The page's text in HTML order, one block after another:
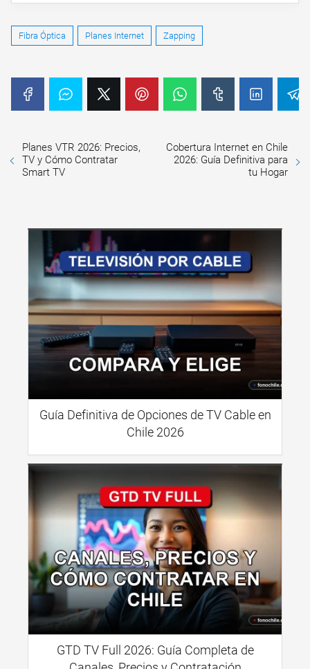
Fibra Óptica Planes Internet Zapping
Planes VTR 2026: Precios,
TV y Cómo Contratar
Smart TV
Cobertura Internet en Chile
2026: Guía Definitiva para
tu Hogar
Guía Definitiva de Opciones de TV Cable en
Chile 2026
GTD TV Full 2026: Guía Completa de